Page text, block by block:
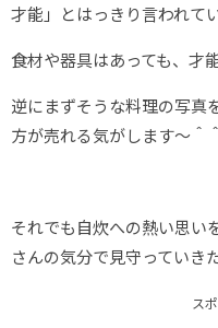
才能」とはっきり言われて
食材や器具はあっても、才
逆にまずそうな料理の写真
方が売れる気がします～＾＾
それでも自炊への熱い思い
さんの気分で見守っていき
ス